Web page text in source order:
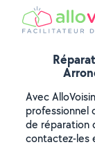
Avec
professionnel
de réparation
contactez-les